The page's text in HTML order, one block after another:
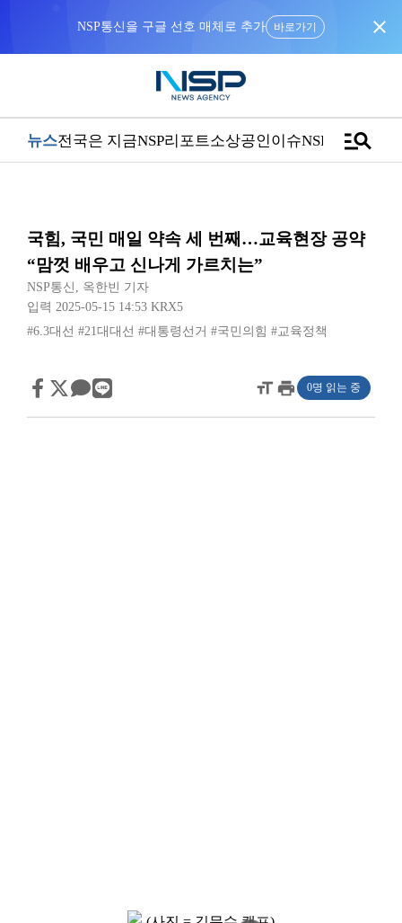
NSP통신을 구글 선호 매체로 추가 바로가기 close
뉴스전국은 지금NSP리포트소상공인이슈NSPTVmanage_search
국힘, 국민 매일 약속 세 번째…교육현장 공약
“맘껏 배우고 신나게 가르치는”
NSP통신 , 옥한빈 기자
입력 2025-05-15 14:53 KRX5
#6.3대선 #21대대선 #대통령선거 #국민의힘 #교육정책
format_sizeprint 0명 읽는 중